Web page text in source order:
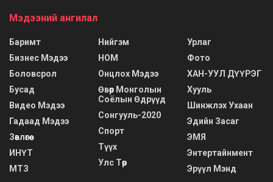
Мэдээний ангилал
Баримт
Бизнес Мэдээ
Боловсрол
Бусад
Видео Мэдээ
Гадаад Мэдээ
Зөвлөгөө
ИНҮТ
МТЗ
Нийгэм
НОМ
Онцлох Мэдээ
Өвөр Монголын
Соёлын Өдрүүд
Сонгууль-2020
Спорт
Түүх
Улс Төр
Урлаг
Фото
ХАН-УУЛ ДҮҮРЭГ
Хууль
Шинжлэх Ухаан
Эдийн Засаг
ЭМЯ
Энтертайнмент
Эрүүл Мэнд